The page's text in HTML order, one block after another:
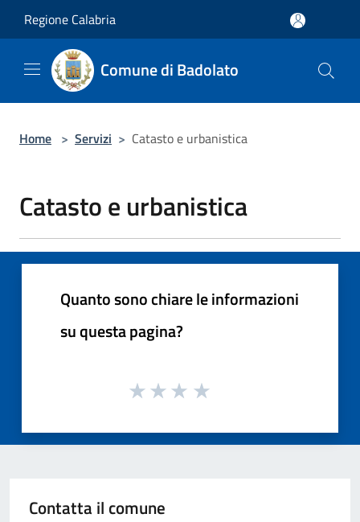
Regione Calabria
Comune di Badolato
Home > Servizi > Catasto e urbanistica
Catasto e urbanistica
Quanto sono chiare le informazioni
su questa pagina?
Contatta il comune